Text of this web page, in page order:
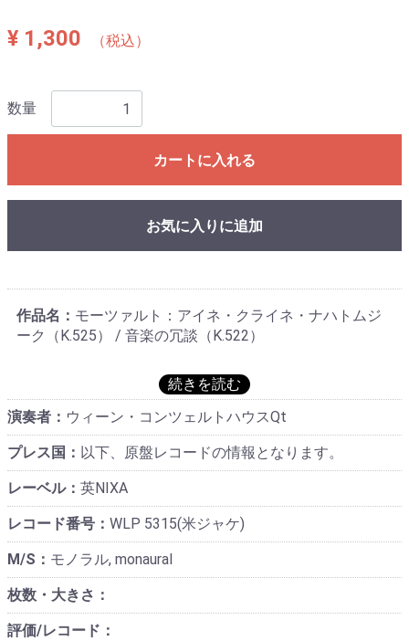
¥ 1,300 （税込）
数量
カートに入れる
お気に入りに追加
作品名： モーツァルト：アイネ・クライネ・ナハトムジ
ーク（K.525） / 音楽の冗談（K.522）
演奏者： ウィーン・コンツェルトハウスQt
プレス国： 以下、原盤レコードの情報となります。
レーベル： 英NIXA
レコード番号： WLP 5315(米ジャケ)
M/S： モノラル, monaural
枚数・大きさ：
評価/レコード：